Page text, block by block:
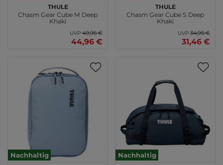
THULE
Chasm Gear Cube M Deep
Khaki
UVP49,95 €
44,96 €
THULE
Chasm Gear Cube S Deep
Khaki
UVP34,95 €
31,46 €
Nachhaltig Nachhaltig